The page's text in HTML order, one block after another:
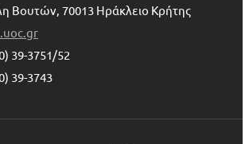
Βουτών, 70013 Ηράκλειο Κρήτης
39-3751/52
39-3743